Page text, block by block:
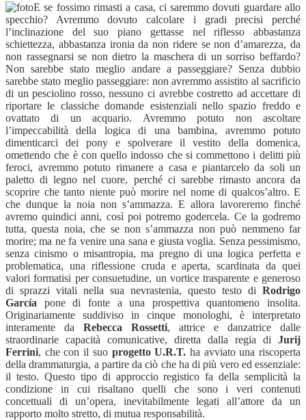
E se fossimo rimasti a casa, ci saremmo dovuti guardare allo
specchio? Avremmo dovuto calcolare i gradi precisi perché
l’inclinazione del suo piano gettasse nel riflesso abbastanza
schiettezza, abbastanza ironia da non ridere se non d’amarezza, da
non rassegnarsi se non dietro la maschera di un sorriso beffardo?
Non sarebbe stato meglio andare a passeggiare? Senza dubbio
sarebbe stato meglio passeggiare: non avremmo assistito al sacrificio
di un pesciolino rosso, nessuno ci avrebbe costretto ad accettare di
riportare le classiche domande esistenziali nello spazio freddo e
ovattato di un acquario. Avremmo potuto non ascoltare
l’impeccabilità della logica di una bambina, avremmo potuto
dimenticarci dei pony e spolverare il vestito della domenica,
omettendo che è con quello indosso che si commettono i delitti più
feroci, avremmo potuto rimanere a casa e piantarcelo da soli un
paletto di legno nel cuore, perché ci sarebbe rimasto ancora da
scoprire che tanto niente può morire nel nome di qualcos’altro. E
che dunque la noia non s’ammazza. E allora lavoreremo finché
avremo quindici anni, così poi potremo godercela. Ce la godremo
tutta, questa noia, che se non s’ammazza non può nemmeno far
morire; ma ne fa venire una sana e giusta voglia. Senza pessimismo,
senza cinismo o misantropia, ma pregno di una logica perfetta e
problematica, una riflessione cruda e aperta, scardinata da quei
valori formatisi per consuetudine, un vortice trasparente e generoso
di sprazzi vitali nella sua nevrastenia, questo testo di Rodrigo
García pone di fonte a una prospettiva quantomeno insolita.
Originariamente suddiviso in cinque monologhi, è interpretato
interamente da Rebecca Rossetti, attrice e danzatrice dalle
straordinarie capacità comunicative, diretta dalla regia di Jurij
Ferrini, che con il suo progetto U.R.T. ha avviato una riscoperta
della drammaturgia, a partire da ciò che ha di più vero ed essenziale:
il testo. Questo tipo di approccio registico fa della semplicità la
condizione in cui risaltano quelli che sono i veri contenuti
concettuali di un’opera, inevitabilmente legati all’attore da un
rapporto molto stretto, di mutua responsabilità.